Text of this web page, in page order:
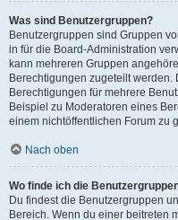
Was sind Benutzergruppen?
Benutzergruppen sind Gruppen
in für die Board-Administration
kann mehreren Gruppen
Berechtigungen zugeteilt werden.
Berechtigungen für mehrere
Beispiel zu Moderatoren eines
einem nichtöffentlichen Forum zu
Nach oben
Wo finde ich die
Du findest die Benutzergruppen
Bereich. Wenn du einer beitreten